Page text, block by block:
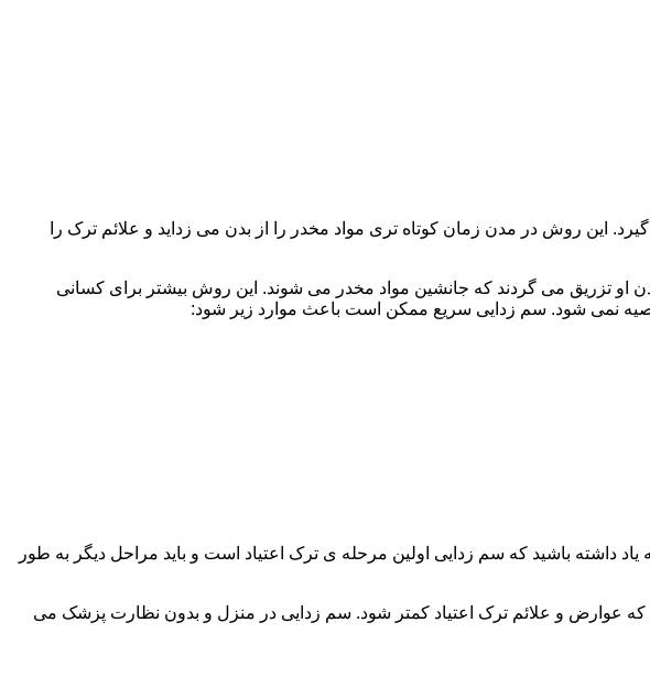
روش در مدن زمان کوتاه تری مواد مخدر را از بدن می زداید و علائم ترک را
او تزریق می گردند که جانشین مواد مخدر می شوند. این روش بیشتر برای کسانی
نمی شود. سم زدایی سریع ممکن است باعث موارد زیر شود:
هر ۵۰۰ نفر جان سالم به در نمی برند. همچنین به یاد داشته باشید که سم زدایی اولین مرحله ی ترک اعتیاد است و باید مراحل دیگر به طور
عوارض و علائم ترک اعتیاد کمتر شود. سم زدایی در منزل و بدون نظارت پزشک می